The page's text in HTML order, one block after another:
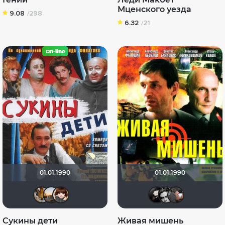
9.08 /298
Мценского уезда
6.32 /21
01.01.1990
Сукины дети
01.01.1990
Живая мишень